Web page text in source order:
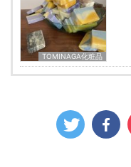
TOMINAGA化粧品